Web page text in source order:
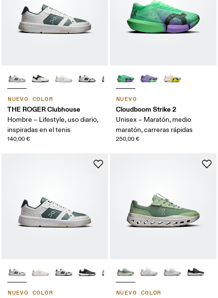
NUEVO COLOR
THE ROGER Clubhouse
Hombre – Lifestyle, uso diario,
inspiradas en el tenis
140,00 €
NUEVO
Cloudboom Strike 2
Unisex – Maratón, medio
maratón, carreras rápidas
250,00 €
NUEVO COLOR NUEVO COLOR